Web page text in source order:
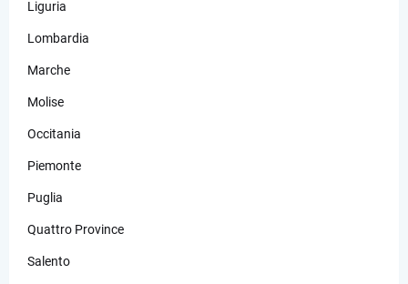
Liguria
Lombardia
Marche
Molise
Occitania
Piemonte
Puglia
Quattro Province
Salento